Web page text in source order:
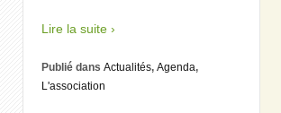
Lire la suite ›
Publié dans Actualités, Agenda,
L'association